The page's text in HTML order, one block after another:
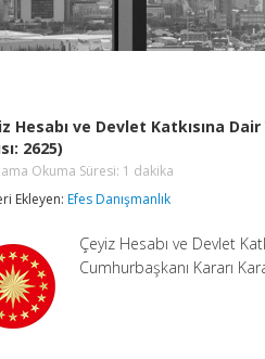
Hesabı ve Devlet Katkısına
2625)
Okuma Süresi: 1 dakika
Ekleyen:Efes Danışmanlık
Çeyiz Hesabı ve Devlet
Cumhurbaşkanı Kararı